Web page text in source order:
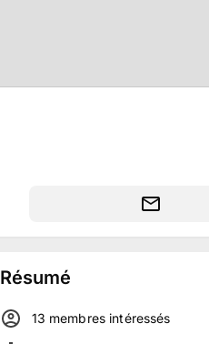
Résumé
13 membresintéressés